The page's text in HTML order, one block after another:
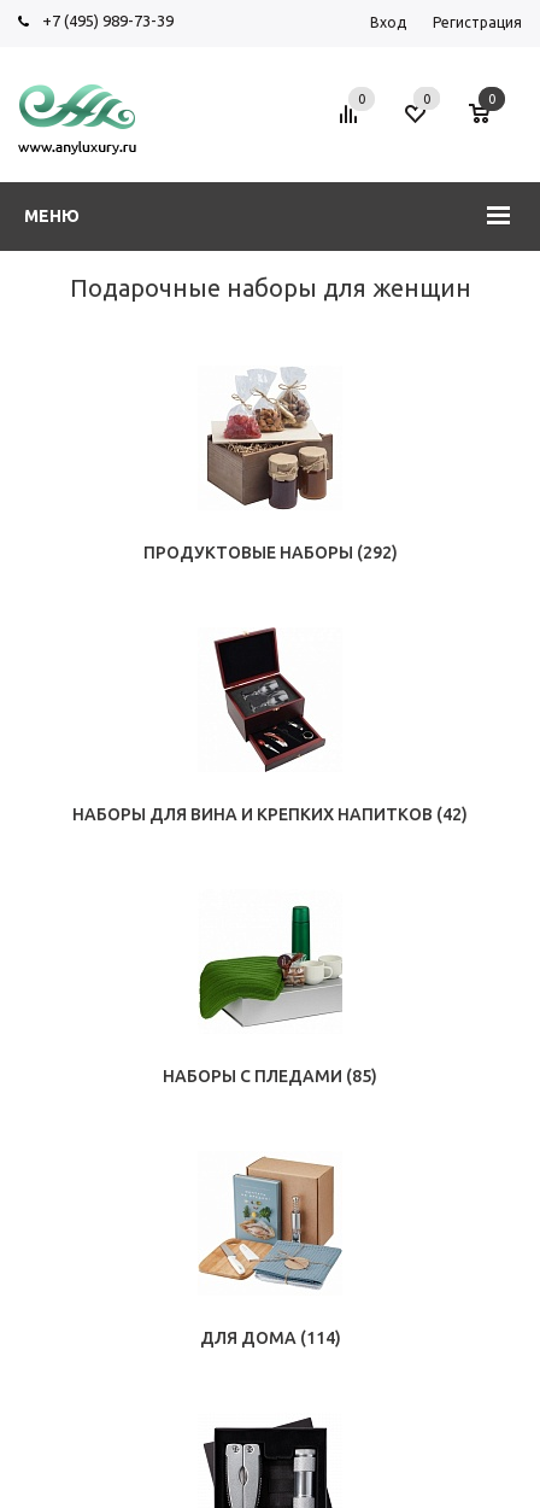
+7 (495) 989-73-39 Вход Регистрация
МЕНЮ
0 0 0
Подарочные наборы для женщин
ПРОДУКТОВЫЕ НАБОРЫ (292)
НАБОРЫ ДЛЯ ВИНА И КРЕПКИХ НАПИТКОВ (42)
НАБОРЫ С ПЛЕДАМИ (85)
ДЛЯ ДОМА (114)